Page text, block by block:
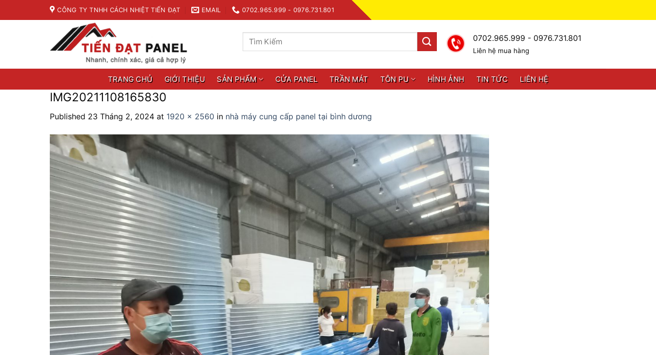
to
CÔNG TY TNHH CÁCH NHIỆT TIẾN ĐẠT EMAIL 0702.965.999 - 0976.731.801
Tìm
0702.965.999 - 0976.731.801
Liên hệ mua hàng
TRANG CHỦ GIỚI THIỆU SẢN PHẨM CỬA PANEL TRẦN MÁT TÔN PU HÌNH ẢNH TIN TỨC LIÊN HỆ
IMG20211108165830
Published 23 Tháng 2, 2024 at 1920 × 2560 in nhà máy cung cấp panel tại bình dương